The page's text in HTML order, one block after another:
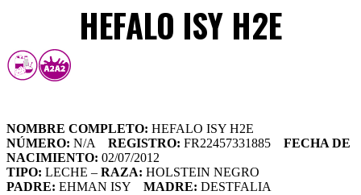
HEFALO ISY H2E
NOMBRE COMPLETO: HEFALO ISY H2E
NÚMERO: N/A REGISTRO: FR22457331885 FECHA DE
NACIMIENTO: 02/07/2012
TIPO: LECHE – RAZA: HOLSTEIN NEGRO
PADRE: EHMAN ISY MADRE: DESTFALIA